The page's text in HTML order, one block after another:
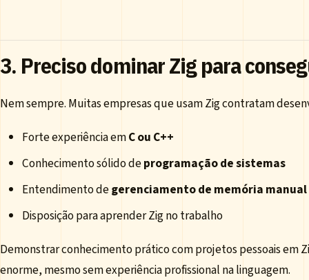
3. Preciso dominar Zig para
Nem sempre. Muitas empresas que usam Zig contratam
Forte experiência emC ou C++
Conhecimento sólido deprogramação de sistemas
Entendimento degerenciamento de memória manual
Disposição para aprender Zig no trabalho
Demonstrar conhecimento prático com projetos pessoais em
enorme, mesmo sem experiência profissional na linguagem.